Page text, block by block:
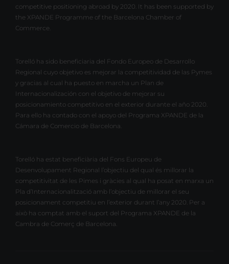
competitive positioning abroad by 2020. It has been supported by
the XPANDE Programme of the Barcelona Chamber of
Commerce.
Torelló ha sido beneficiaria del Fondo Europeo de Desarrollo
Regional cuyo objetivo es mejorar la competitividad de las Pymes
y gracias al cual ha puesto en marcha un Plan de
Internacionalización con el objetivo de mejorar su
posicionamiento competitivo en el exterior durante el año 2020.
Para ello ha contado con el apoyo del Programa XPANDE de la
Cámara de Comercio de Barcelona.
Torelló ha estat beneficiària del Fons Europeu de
Desenvolupament Regional l’objectiu del qual és millorar la
competitivitat de les Pimes i gràcies al qual ha posat en marxa un
Pla d’Internacionalització amb l’objectiu de millorar el seu
posicionament competitiu en l’exterior durant l’any 2020. Per a
això ha comptat amb el suport del Programa XPANDE de la
Cambra de Comerç de Barcelona.